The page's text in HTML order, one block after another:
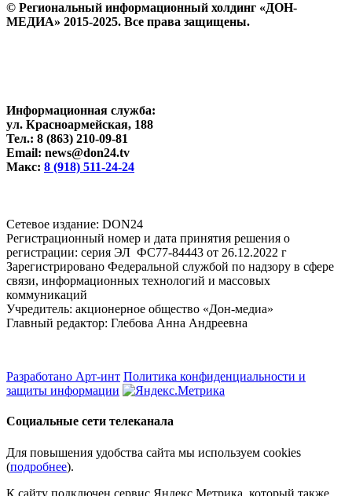
© Региональный информационный холдинг «ДОН-
МЕДИА» 2015-2025. Все права защищены.
Информационная служба:
ул. Красноармейская, 188
Тел.: 8 (863) 210-09-81
Email: news@don24.tv
Макс: 8 (918) 511-24-24
Cетевое издание: DON24
Регистрационный номер и дата принятия решения о
регистрации: серия ЭЛ ФС77-84443 от 26.12.2022 г
Зарегистрировано Федеральной службой по надзору в сфере
связи, информационных технологий и массовых
коммуникаций
Учредитель: акционерное общество «Дон-медиа»
Главный редактор: Глебова Анна Андреевна
Разработано Арт-инт Политика конфиденциальности и
защиты информации
Социальные сети телеканала
Для повышения удобства сайта мы используем cookies
(подробнее).
К сайту подключен сервис Яндекс.Метрика, который также